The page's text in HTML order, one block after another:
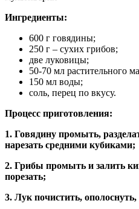
Ингредиенты:
600 г говядины;
250 г – сухих грибов;
две луковицы;
50-70 мл растительного
150 мл воды;
соль, перец по вкусу.
Процесс приготовления:
1. Говядину промыть,
нарезать средними кубиками;
2. Грибы промыть и залить
порезать;
3. Лук почистить,